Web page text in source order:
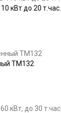
кВт до 20 т.час.
ТМ132